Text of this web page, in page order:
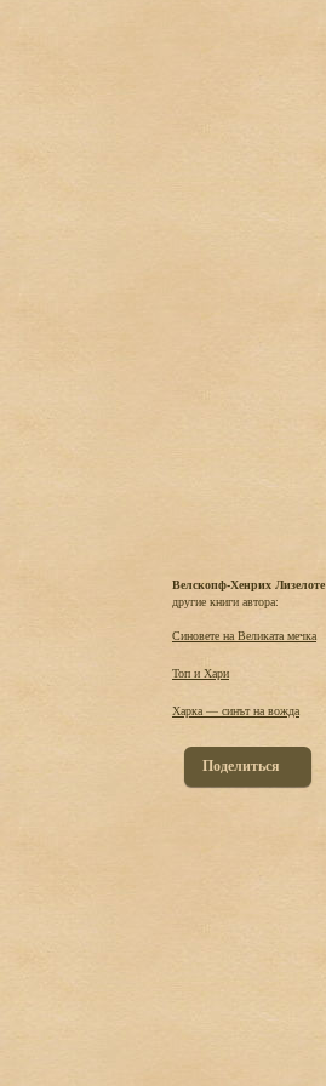
Велскопф-Хенрих Лизелоте
другие книги автора:
Синовете на Великата мечка
Топ и Хари
Харка — синът на вожда
Поделиться